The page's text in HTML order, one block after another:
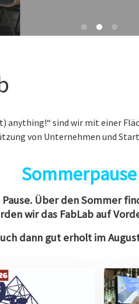
sind wir mit einer
von Unternehmen und
Pause. Über den Sommer
wir das FabLab auf
dann gut erholt im